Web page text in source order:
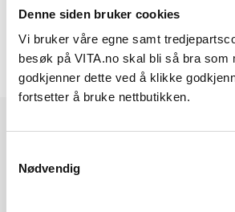
Denne siden bruker cookies
Vi bruker våre egne samt
besøk på VITA.no skal bli så bra som
godkjenner dette ved å klikke
fortsetter å bruke nettbutikken.
Nødvendig
Omtaler
Andre har også kjøpt..